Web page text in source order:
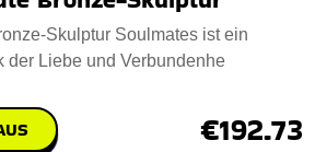
Skulptur Soulmates ist ein
der Liebe und Verbundenhe
€192.73